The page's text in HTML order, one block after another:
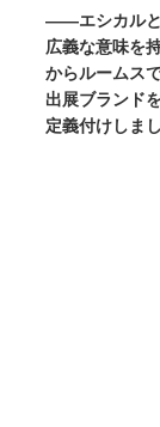
――エシカルと
広義な意味を
からルームス
出展ブランド
定義付けしま